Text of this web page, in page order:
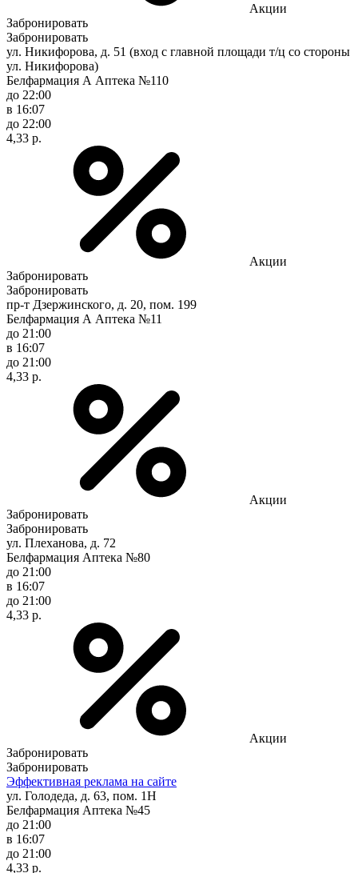
Акции
Забронировать
Забронировать
ул. Никифорова, д. 51 (вход с главной площади т/ц со стороны
ул. Никифорова)
Белфармация А Аптека №110
до 22:00
в 16:07
до 22:00
4,33 р.
Акции
Забронировать
Забронировать
пр-т Дзержинского, д. 20, пом. 199
Белфармация А Аптека №11
до 21:00
в 16:07
до 21:00
4,33 р.
Акции
Забронировать
Забронировать
ул. Плеханова, д. 72
Белфармация Аптека №80
до 21:00
в 16:07
до 21:00
4,33 р.
Акции
Забронировать
Забронировать
Эффективная реклама на сайте
ул. Голодеда, д. 63, пом. 1Н
Белфармация Аптека №45
до 21:00
в 16:07
до 21:00
4,33 р.